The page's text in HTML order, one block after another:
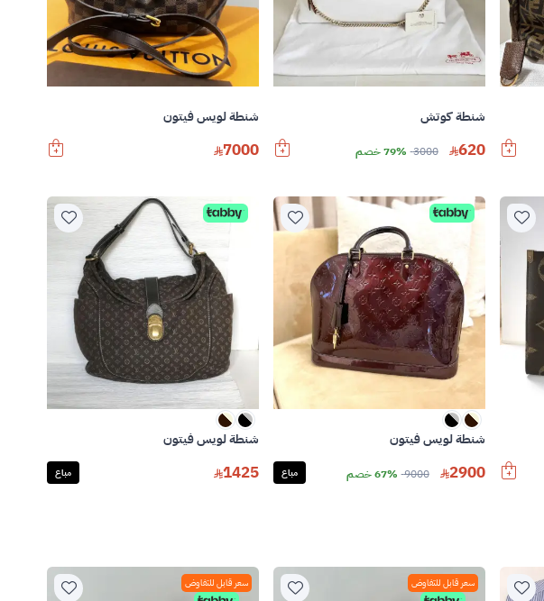
شنطة كوتش
620
3000 79% خصم
شنطة لويس فيتون
7000
شنطة لويس فيتون
2900
9000 67% خصم مباع
شنطة لويس فيتون
1425 مباع
سعر قابل للتفاوض سعر قابل للتفاوض